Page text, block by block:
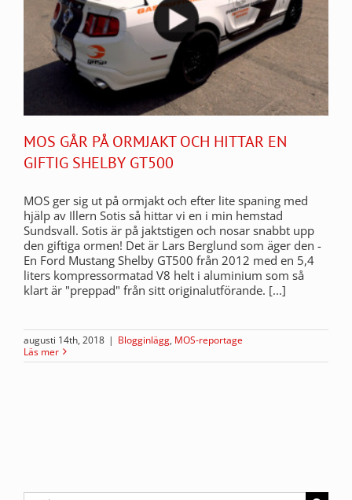
MOS GÅR PÅ ORMJAKT OCH HITTAR EN
GIFTIG SHELBY GT500
MOS ger sig ut på ormjakt och efter lite spaning med
hjälp av Illern Sotis så hittar vi en i min hemstad
Sundsvall. Sotis är på jaktstigen och nosar snabbt upp
den giftiga ormen! Det är Lars Berglund som äger den -
En Ford Mustang Shelby GT500 från 2012 med en 5,4
liters kompressormatad V8 helt i aluminium som så
klart är "preppad" från sitt originalutförande. [...]
augusti 14th, 2018 | Blogginlägg, MOS-reportage
Läs mer